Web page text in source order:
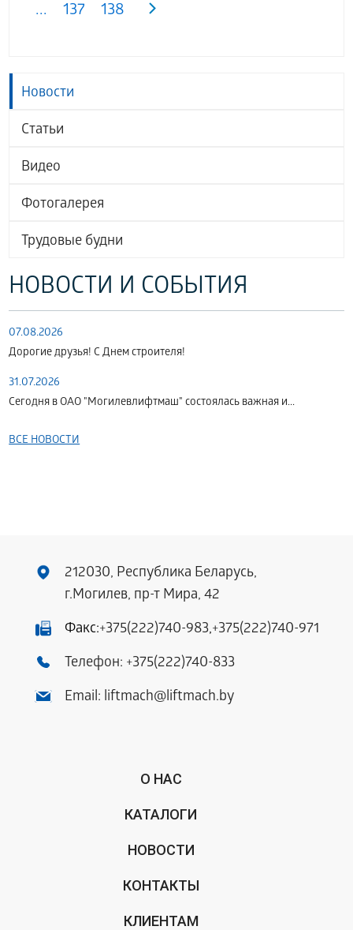
Новости
Статьи
Видео
Фотогалерея
Трудовые будни
НОВОСТИ И СОБЫТИЯ
07.08.2026
Дорогие друзья! С Днем строителя!
31.07.2026
Сегодня в ОАО "Могилевлифтмаш" состоялась важная и...
ВСЕ НОВОСТИ
... 137 138
212030, Республика Беларусь,
г.Могилев, пр-т Мира, 42
Факс:+375(222)740-983,+375(222)740-971
Телефон: +375(222)740-833
Email: liftmach@liftmach.by
О НАС
КАТАЛОГИ
НОВОСТИ
КОНТАКТЫ
КЛИЕНТАМ